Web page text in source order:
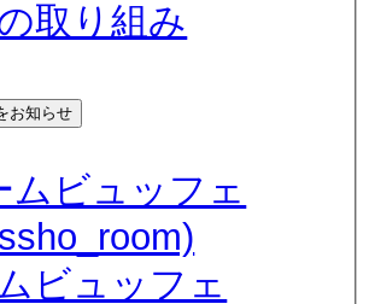
取り組み
お知らせ
ビュッフェ